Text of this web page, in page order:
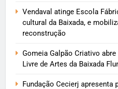
Vendaval atinge Escola
cultural da Baixada, e
reconstrução
Gomeia Galpão Criativo
Livre de Artes da Baixada
Fundação Cecierj apresenta